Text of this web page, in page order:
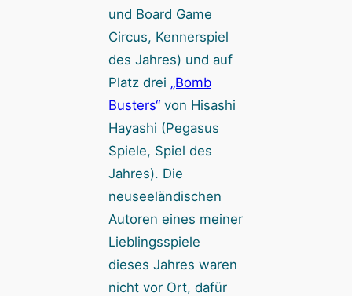
und Board Game
Circus, Kennerspiel
des Jahres) und auf
Platz drei „Bomb
Busters“von Hisashi
Hayashi (Pegasus
Spiele, Spiel des
Jahres). Die
neuseeländischen
Autoren eines meiner
Lieblingsspiele
dieses Jahres waren
nicht vor Ort, dafür